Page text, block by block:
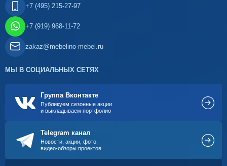
+7 (495) 215-27-97
+7 (919) 968-11-72
zakaz@mebelino-mebel.ru
МЫ В СОЦИАЛЬНЫХ СЕТЯХ
Группа Вконтакте
Публикуем сезонные акции
и выкладываем портфолио
Telegram канал
Новости, акции, фото,
видео-обзоры проектов